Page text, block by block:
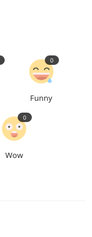
Funny
0
Wow
0